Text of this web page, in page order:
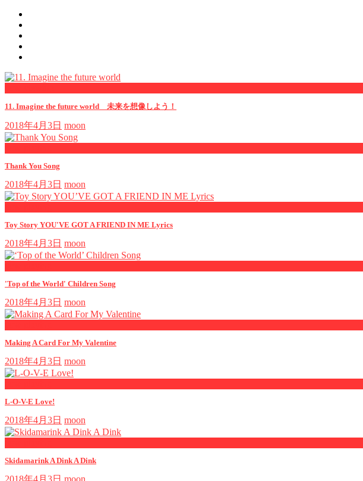
11. Imagine the future world 未来を想像しよう！
2018年4月3日 moon
Thank You Song
2018年4月3日 moon
Toy Story YOU'VE GOT A FRIEND IN ME Lyrics
2018年4月3日 moon
'Top of the World' Children Song
2018年4月3日 moon
Making A Card For My Valentine
2018年4月3日 moon
L-O-V-E Love!
2018年4月3日 moon
Skidamarink A Dink A Dink
2018年4月3日 moon